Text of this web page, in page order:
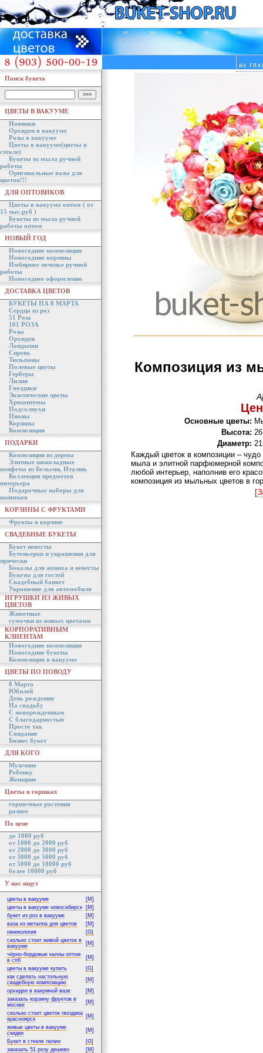
Поиск букета
ЦВЕТЫ В ВАКУУМЕ
Новинки
Орхидеи в вакууме
Розы в вакууме
Цветы в вакууме(цветы в
стекле)
Букеты из мыла ручной
работы
Оригинальные вазы для
цветов!!!
ДЛЯ ОПТОВИКОВ
Цветы в вакууме оптом ( от
15 тыс.руб )
Букеты из мыла ручной
работы оптом
НОВЫЙ ГОД
Новогодние композиции
Новогодние корзины
Имбирное печенье ручной
работы
Новогоднее оформление
ДОСТАВКА ЦВЕТОВ
БУКЕТЫ НА 8 МАРТА
Сердца из роз
51 Роза
101 РОЗА
Розы
Орхидеи
Ландыши
Сирень
Тюльпаны
Полевые цветы
Герберы
Лилии
Гвоздики
Экзотические цветы
Хризантемы
Подсолнухи
Пионы
Корзины
Композиции
ПОДАРКИ
Композиции из дерева
Элитные шоколадные
конфеты из Бельгии, Италии.
Коллекция предметов
интерьера
Подарочные наборы для
напитков
КОРЗИНЫ С ФРУКТАМИ
Фрукты в корзине
СВАДЕБНЫЕ БУКЕТЫ
Букет невесты
Бутоньерки и украшения для
прически
Бокалы для жениха и невесты
Букеты для гостей
Свадебный банкет
Украшение для автомобиля
ИГРУШКИ ИЗ ЖИВЫХ
ЦВЕТОВ
Животные
сумочки из живых цветами
КОРПОРАТИВНЫМ
КЛИЕНТАМ
Новогодние композиции
Новогодние букеты
Композиция в вакууме
ЦВЕТЫ ПО ПОВОДУ
8 Марта
Юбилей
День рождения
На свадьбу
С новорожденным
С благодарностью
Просто так
Свидание
Бизнес букет
ДЛЯ КОГО
Мужчине
Ребенку
Женщине
Цветы в горшках
горшечные растения
разное
По цене
до 1000 руб
от 1000 до 2000 руб
от 2000 до 3000 руб
от 3000 до 5000 руб
от 5000 до 10000 руб
более 10000 руб
У нас ищут
цветы в вакууме
[M]
цветы в вакууме новосибирск
[M]
букет из роз в вакууме
[M]
ваза из металла для цветов
[M]
гинекология
[G]
сколько стоит живой цветок в
вакууме
[M]
чёрно-бордовые каллы оптом
в спб
[M]
цветы в вакууме купить
[G]
как сделать настольную
свадебную композицию
[M]
орхидеи в вакумной вазе
[M]
заказать корзину фруктов в
москве
[M]
сколько стоит цветок гвоздика
красноярск
[M]
живые цветы в вакууме
скидки
[M]
Букет в стекле лилии
[G]
заказать 51 розу дешево
[M]
Композиция из
Основные цветы:
Высота: 26
Диаметр: 21
Каждый цветок в композиции –
мыла и элитной парфюмерной
любой интерьер, наполнив его
композиция из мыльных цветов в